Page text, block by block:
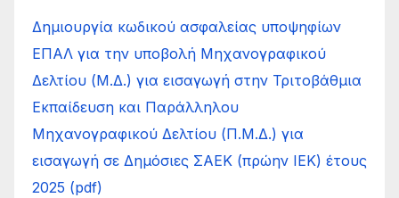
Δημιουργία κωδικού ασφαλείας υποψηφίων
ΕΠΑΛ για την υποβολή Μηχανογραφικού
Δελτίου (Μ.Δ.) για εισαγωγή στην Τριτοβάθμια
Εκπαίδευση και Παράλληλου
Μηχανογραφικού Δελτίου (Π.Μ.Δ.) για
εισαγωγή σε Δημόσιες ΣΑΕΚ (πρώην ΙΕΚ) έτους
2025 (pdf)